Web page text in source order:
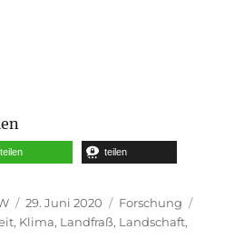
teilen teilen
Veröffentlicht
am
29. Juni 2020 Kategorien
Forschung
, Klima, Landfraß, Landschaft,